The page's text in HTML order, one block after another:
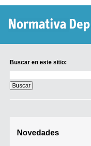
Buscar en este sitio:
en
este
sitio:
Novedades